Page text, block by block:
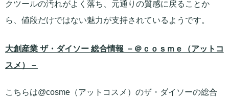
クツールの汚れがよく落ち、元通りの質感に戻ることか
ら、値段だけではない魅力が支持されているようです。
大創産業 ザ・ダイソー 総合情報 －＠ｃｏｓｍｅ（アットコ
スメ）－
こちらは@cosme（アットコスメ）のザ・ダイソーの総合